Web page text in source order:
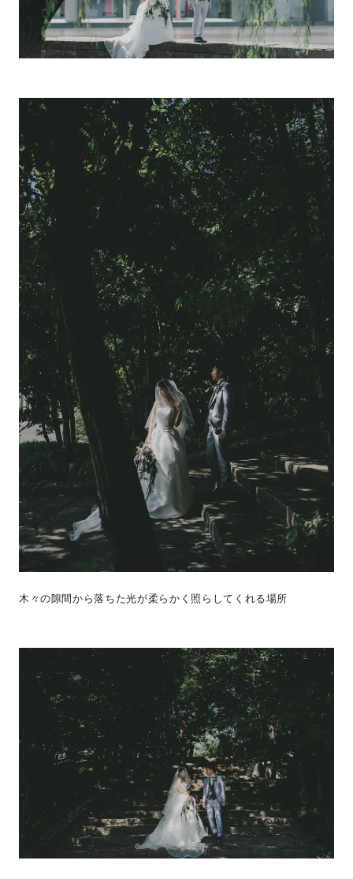
木々の隙間から落ちた光が柔らかく照らしてくれる場所